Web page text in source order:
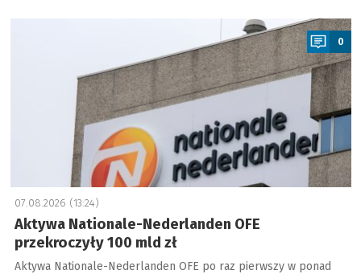
0
07.08.2026 (13:24)
Aktywa Nationale-Nederlanden OFE
przekroczyły 100 mld zł
Aktywa Nationale-Nederlanden OFE po raz pierwszy w ponad